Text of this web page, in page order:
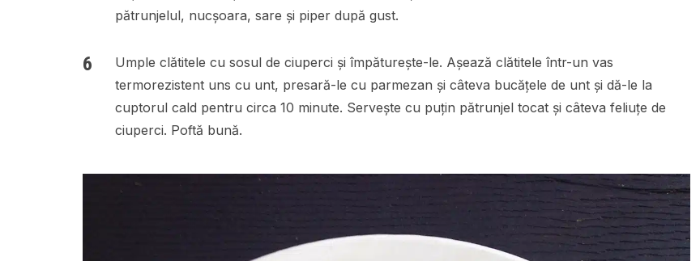
pătrunjelul, nucșoara, sare și piper după gust.
Umple clătitele cu sosul de ciuperci și împăturește-le. Așează clătitele într-un vas
termorezistent uns cu unt, presară-le cu parmezan și câteva bucățele de unt și dă-le la
cuptorul cald pentru circa 10 minute. Servește cu puțin pătrunjel tocat și câteva feliuțe de
ciuperci. Poftă bună.